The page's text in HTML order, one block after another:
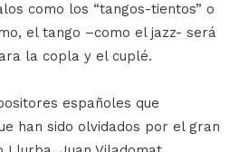
como los “tangos-tientos” o
el tango –como el jazz- será
la copla y el cuplé.
españoles que
han sido olvidados por el gran